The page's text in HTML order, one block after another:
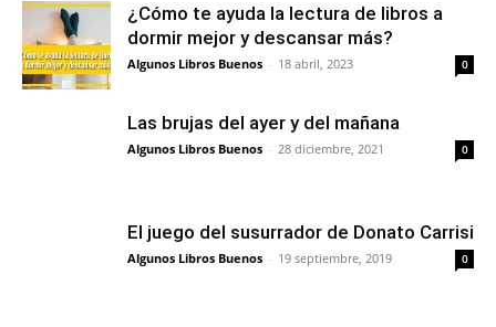
¿Cómo te ayuda la lectura de libros a
dormir mejor y descansar más?
Algunos Libros Buenos - 18 abril, 2023 0
Las brujas del ayer y del mañana
Algunos Libros Buenos - 28 diciembre, 2021 0
El juego del susurrador de Donato Carrisi
Algunos Libros Buenos - 19 septiembre, 2019 0